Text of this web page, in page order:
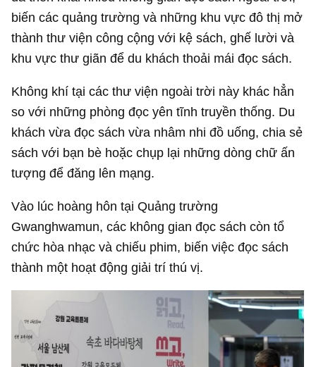
biến các quảng trường và những khu vực đô thị mở
thành thư viện công cộng với kệ sách, ghế lười và
khu vực thư giãn để du khách thoải mái đọc sách.
Không khí tại các thư viện ngoài trời này khác hẳn
so với những phòng đọc yên tĩnh truyền thống. Du
khách vừa đọc sách vừa nhâm nhi đồ uống, chia sẻ
sách với bạn bè hoặc chụp lại những dòng chữ ấn
tượng để đăng lên mạng.
Vào lúc hoàng hôn tại Quảng trường
Gwanghwamun, các không gian đọc sách còn tổ
chức hòa nhạc và chiếu phim, biến việc đọc sách
thành một hoạt động giải trí thú vị.